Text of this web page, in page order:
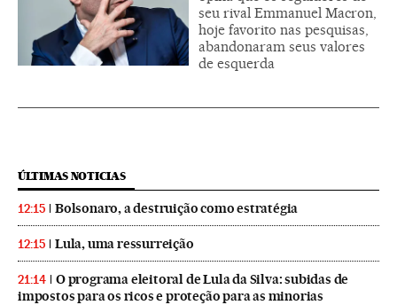
seu rival Emmanuel Macron,
hoje favorito nas pesquisas,
abandonaram seus valores
de esquerda
ÚLTIMAS NOTICIAS
12:15 Bolsonaro, a destruição como estratégia
12:15 Lula, uma ressurreição
21:14
O programa eleitoral de Lula da Silva: subidas de
impostos para os ricos e proteção para as minorias